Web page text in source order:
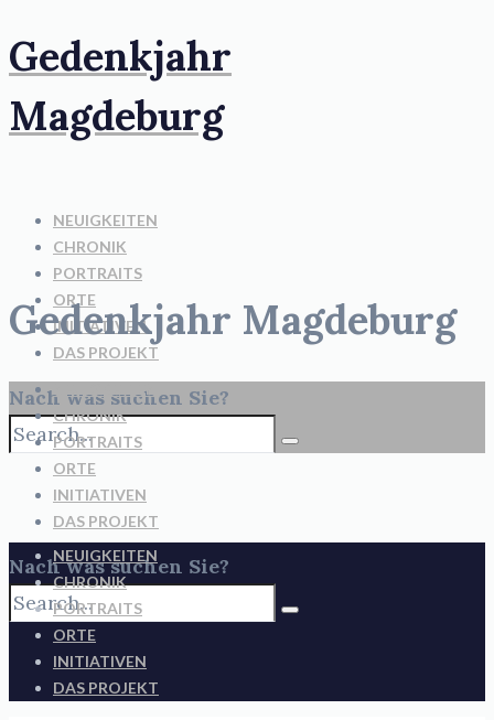
Gedenkjahr
Magdeburg
NEUIGKEITEN
CHRONIK
PORTRAITS
ORTE
INITIATIVEN
DAS PROJEKT
Nach was suchen Sie?
Gedenkjahr Magdeburg
NEUIGKEITEN
CHRONIK
PORTRAITS
ORTE
INITIATIVEN
DAS PROJEKT
Nach was suchen Sie?
NEUIGKEITEN
CHRONIK
PORTRAITS
ORTE
INITIATIVEN
DAS PROJEKT